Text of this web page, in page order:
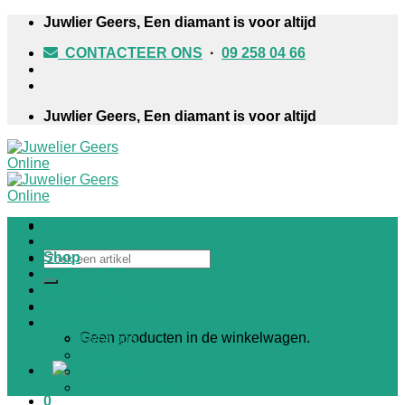
Skip
content
Juwlier Geers, Een diamant is voor altijd
CONTACTEER ONS · 09 258 04 66
Juwlier Geers, Een diamant is voor altijd
Zoeken
naar:
Geen producten in de winkelwagen.
0
Shop
HORLOGES
Over ons